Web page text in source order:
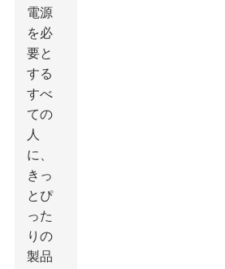
電源
を必
要と
する
すべ
ての
人
に、
きっ
とぴ
った
りの
製品